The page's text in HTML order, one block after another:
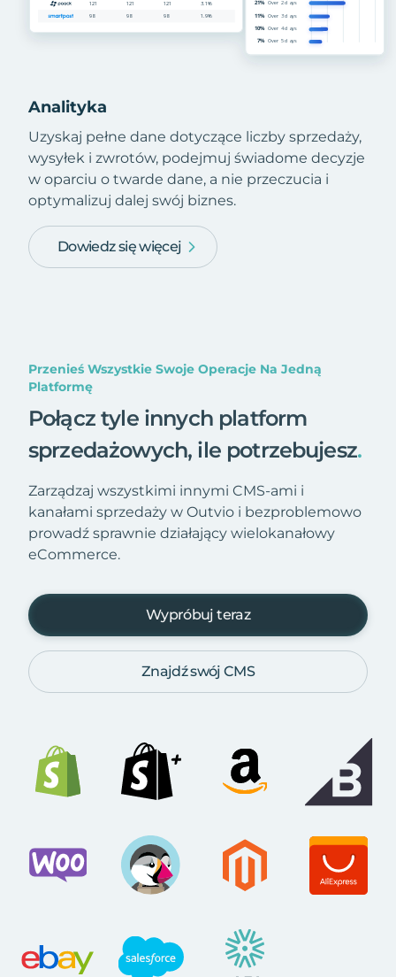
Analityka
Uzyskaj pełne dane dotyczące liczby sprzedaży,
wysyłek i zwrotów, podejmuj świadome decyzje
w oparciu o twarde dane, a nie przeczucia i
optymalizuj dalej swój biznes.
Dowiedz się więcej
Przenieś Wszystkie Swoje Operacje Na Jedną
Platformę
Połącz tyle innych platform
sprzedażowych, ile potrzebujesz.
Zarządzaj wszystkimi innymi CMS-ami i
kanałami sprzedaży w Outvio i bezproblemowo
prowadź sprawnie działający wielokanałowy
eCommerce.
Wypróbuj teraz
Znajdź swój CMS